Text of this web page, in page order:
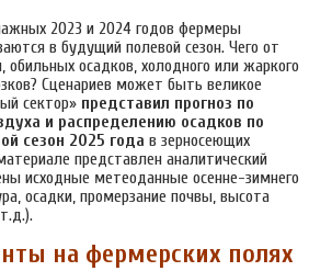
2023 и 2024 годов фермеры
в будущий полевой сезон. Чего от
обильных осадков, холодного или жаркого
Сценариев может быть великое
сектор» представил прогноз по
и распределению осадков по
сезон 2025 года в зерносеющих
представлен аналитический
исходные метеоданные осенне-зимнего
осадки, промерзание почвы, высота
на фермерских полях